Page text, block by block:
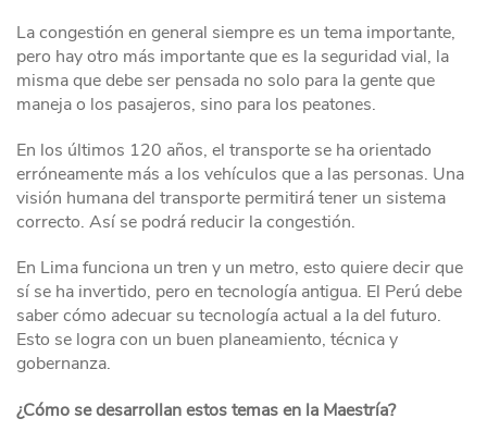
La congestión en general siempre es un tema importante,
pero hay otro más importante que es la seguridad vial, la
misma que debe ser pensada no solo para la gente que
maneja o los pasajeros, sino para los peatones.
En los últimos 120 años, el transporte se ha orientado
erróneamente más a los vehículos que a las personas. Una
visión humana del transporte permitirá tener un sistema
correcto. Así se podrá reducir la congestión.
En Lima funciona un tren y un metro, esto quiere decir que
sí se ha invertido, pero en tecnología antigua. El Perú debe
saber cómo adecuar su tecnología actual a la del futuro.
Esto se logra con un buen planeamiento, técnica y
gobernanza.
¿Cómo se desarrollan estos temas en la Maestría?